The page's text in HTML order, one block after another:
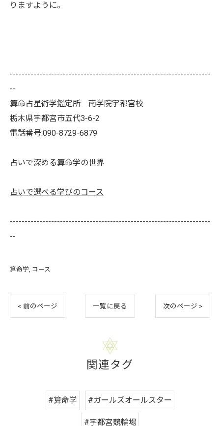
りますように。
--------------------------------------------------------------------
--
算命占星術学鑑定所 南学院宇都宮校
栃木県宇都宮市五代3-6-2
電話番号:090-8729-6879
占いで深める算命学の世界
占いで選べる学びのコース
--------------------------------------------------------------------
--
算命学 コース
< 前のページ 一覧に戻る 次のページ >
関連タグ
#算命学 #ガールズオールスター
#宇都宮競輪場